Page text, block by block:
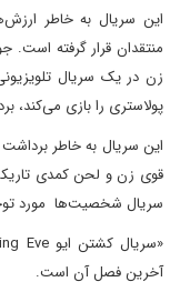
این سریال به خاطر
منتقدان قرار گرفته است.
زن در یک سریال
پولاستری را بازی می‌کند،
این سریال به خاطر
قوی زن و لحن کمدی
سریال شخصیت‌ها مورد
آخرین فصل آن است.